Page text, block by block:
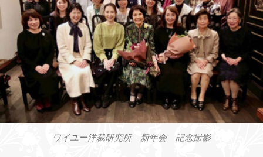
ワイユー洋裁研究所 新年会 記念撮影